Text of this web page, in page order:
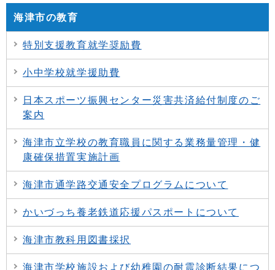
海津市の教育
特別支援教育就学奨励費
小中学校就学援助費
日本スポーツ振興センター災害共済給付制度のご
案内
海津市立学校の教育職員に関する業務量管理・健
康確保措置実施計画
海津市通学路交通安全プログラムについて
かいづっち養老鉄道応援パスポートについて
海津市教科用図書採択
海津市学校施設および幼稚園の耐震診断結果につ